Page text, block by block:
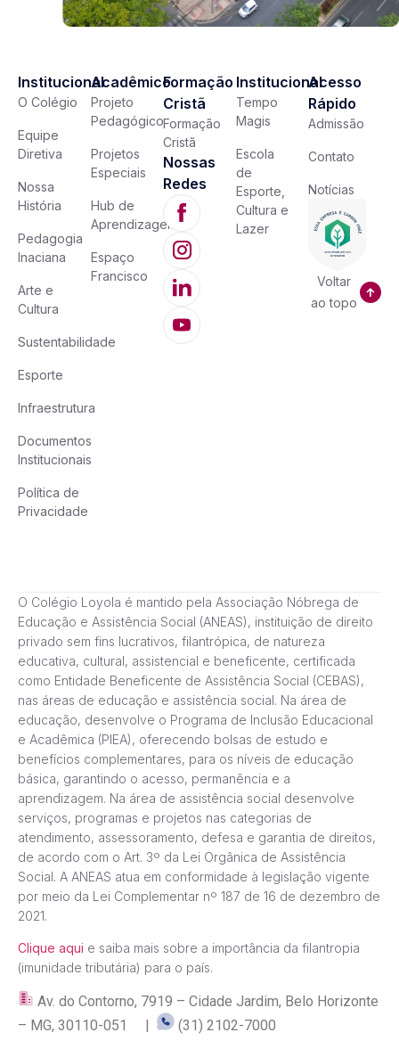
Institucional
O Colégio
Equipe
Diretiva
Nossa
História
Pedagogia
Inaciana
Arte e
Cultura
Sustentabilidade
Esporte
Infraestrutura
Documentos
Institucionais
Política de
Privacidade
Acadêmico
Projeto
Pedagógico
Projetos
Especiais
Hub de
Aprendizagem
Espaço
Francisco
Formação
Cristã
Formação
Cristã
Nossas
Redes
Institucional
Tempo
Magis
Escola
de
Esporte,
Cultura e
Lazer
Acesso
Rápido
Admissão
Contato
Notícias
Voltar
ao topo
O Colégio Loyola é mantido pela Associação Nóbrega de
Educação e Assistência Social (ANEAS), instituição de direito
privado sem fins lucrativos, filantrópica, de natureza
educativa, cultural, assistencial e beneficente, certificada
como Entidade Beneficente de Assistência Social (CEBAS),
nas áreas de educação e assistência social. Na área de
educação, desenvolve o Programa de Inclusão Educacional
e Acadêmica (PIEA), oferecendo bolsas de estudo e
benefícios complementares, para os níveis de educação
básica, garantindo o acesso, permanência e a
aprendizagem. Na área de assistência social desenvolve
serviços, programas e projetos nas categorias de
atendimento, assessoramento, defesa e garantia de direitos,
de acordo com o Art. 3º da Lei Orgânica de Assistência
Social. A ANEAS atua em conformidade à legislação vigente
por meio da Lei Complementar nº 187 de 16 de dezembro de
2021.
Clique aqui e saiba mais sobre a importância da filantropia
(imunidade tributária) para o país.
Av. do Contorno, 7919 – Cidade Jardim, Belo Horizonte
– MG, 30110-051 |
(31) 2102-7000